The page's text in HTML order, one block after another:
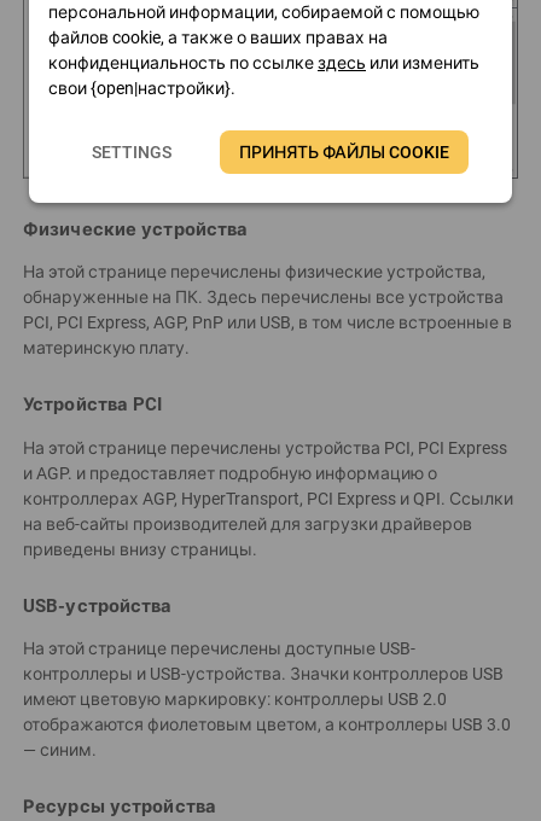
Физические устройства
На этой странице перечислены физические устройства,
обнаруженные на ПК. Здесь перечислены все устройства
PCI, PCI Express, AGP, PnP или USB, в том числе встроенные в
материнскую плату.
Устройства PCI
На этой странице перечислены устройства PCI, PCI Express
и AGP. и предоставляет подробную информацию о
контроллерах AGP, HyperTransport, PCI Express и QPI. Ссылки
на веб-сайты производителей для загрузки драйверов
приведены внизу страницы.
USB-устройства
На этой странице перечислены доступные USB-
контроллеры и USB-устройства. Значки контроллеров USB
имеют цветовую маркировку: контроллеры USB 2.0
отображаются фиолетовым цветом, а контроллеры USB 3.0
— синим.
Ресурсы устройства
персональной информации, собираемой с помощью
файлов cookie, а также о ваших правах на
конфиденциальность по ссылкездесь или изменить
свои {open|настройки}.
SETTINGS ПРИНЯТЬ ФАЙЛЫ COOKIE